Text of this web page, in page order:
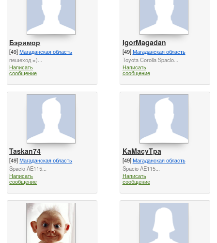
Бэримор
[49]Магаданская область
пешеход =)...
Написать
сообщение
IgorMagadan
[49]Магаданская область
Toyota Corolla Spacio...
Написать
сообщение
Taskan74
[49]Магаданская область
Spacio AE115...
Написать
сообщение
KaMacyTpa
[49]Магаданская область
Spacio AE115...
Написать
сообщение